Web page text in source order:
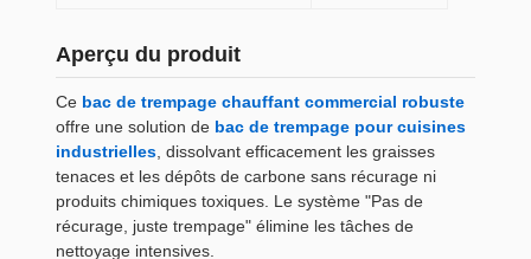
Aperçu du produit
Ce bac de trempage chauffant commercial robuste
offre une solution de bac de trempage pour cuisines
industrielles , dissolvant efficacement les graisses
tenaces et les dépôts de carbone sans récurage ni
produits chimiques toxiques. Le système "Pas de
récurage, juste trempage" élimine les tâches de
nettoyage intensives.